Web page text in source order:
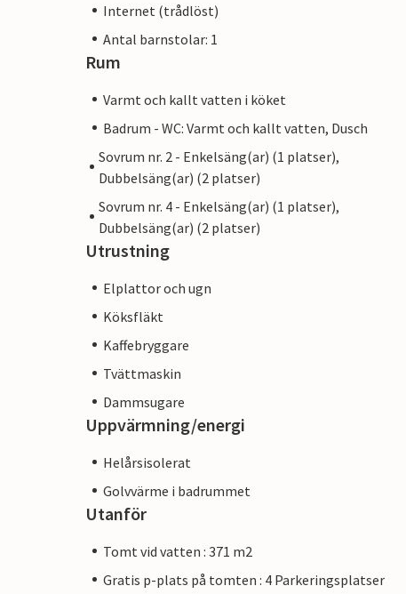
Internet (trådlöst)
Antal barnstolar: 1
Rum
Varmt och kallt vatten i köket
Badrum - WC: Varmt och kallt vatten, Dusch
Sovrum nr. 2 - Enkelsäng(ar) (1 platser),
Dubbelsäng(ar) (2 platser)
Sovrum nr. 4 - Enkelsäng(ar) (1 platser),
Dubbelsäng(ar) (2 platser)
Utrustning
Elplattor och ugn
Köksfläkt
Kaffebryggare
Tvättmaskin
Dammsugare
Uppvärmning/energi
Helårsisolerat
Golvvärme i badrummet
Utanför
Tomt vid vatten : 371 m2
Gratis p-plats på tomten : 4 Parkeringsplatser